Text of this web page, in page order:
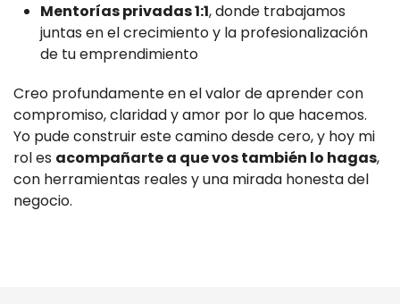
Mentorías privadas 1:1, donde trabajamos
juntas en el crecimiento y la profesionalización
de tu emprendimiento
Creo profundamente en el valor de aprender con
compromiso, claridad y amor por lo que hacemos.
Yo pude construir este camino desde cero, y hoy mi
rol es acompañarte a que vos también lo hagas,
con herramientas reales y una mirada honesta del
negocio.